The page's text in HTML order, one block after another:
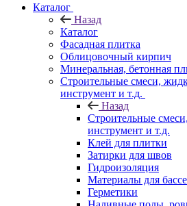
Каталог
Назад
Каталог
Фасадная плитка
Облицовочный кирпич
Минеральная, бетонная
Строительные смеси,
инструмент и т.д.
Назад
Строительные
инструмент и т.д.
Клей для плитки
Затирки для швов
Гидроизоляция
Материалы для
Герметики